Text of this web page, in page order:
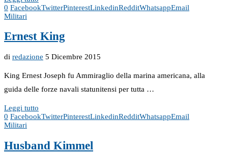
0 FacebookTwitterPinterestLinkedinRedditWhatsappEmail
Militari
Ernest King
di redazione 5 Dicembre 2015
King Ernest Joseph fu Ammiraglio della marina americana, alla
guida delle forze navali statunitensi per tutta …
Leggi tutto
0 FacebookTwitterPinterestLinkedinRedditWhatsappEmail
Militari
Husband Kimmel